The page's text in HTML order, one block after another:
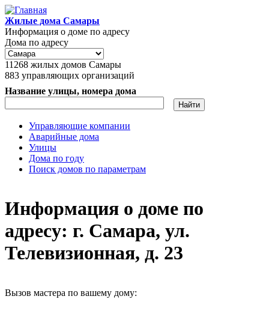
Перейти к основному содержанию
Жилые дома Самары
Информация о доме по адресу
Дома по адресу
11268 жилых домов Самары
883 управляющих организаций
Название улицы, номера дома
Главное меню
Управляющие компании
Аварийные дома
Улицы
Дома по году
Поиск домов по параметрам
Информация о доме по
адресу: г. Самара, ул.
Телевизионная, д. 23
Вызов мастера по вашему дому: